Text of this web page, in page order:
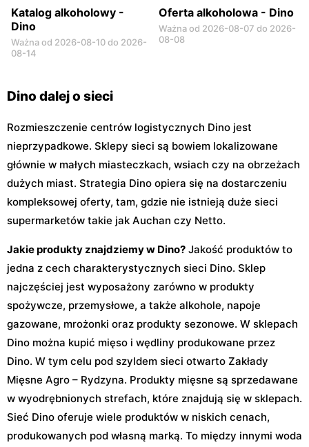
Katalog alkoholowy -
Dino
Ważna od 2026-08-10 do 2026-
08-14
Oferta alkoholowa - Dino
Ważna od 2026-08-07 do 2026-
08-08
Dino dalej o sieci
Rozmieszczenie centrów logistycznych Dino jest
nieprzypadkowe. Sklepy sieci są bowiem lokalizowane
głównie w małych miasteczkach, wsiach czy na obrzeżach
dużych miast. Strategia Dino opiera się na dostarczeniu
kompleksowej oferty, tam, gdzie nie istnieją duże sieci
supermarketów takie jak Auchan czy Netto.
Jakie produkty znajdziemy w Dino? Jakość produktów to
jedna z cech charakterystycznych sieci Dino. Sklep
najczęściej jest wyposażony zarówno w produkty
spożywcze, przemysłowe, a także alkohole, napoje
gazowane, mrożonki oraz produkty sezonowe. W sklepach
Dino można kupić mięso i wędliny produkowane przez
Dino. W tym celu pod szyldem sieci otwarto Zakłady
Mięsne Agro – Rydzyna. Produkty mięsne są sprzedawane
w wyodrębnionych strefach, które znajdują się w sklepach.
Sieć Dino oferuje wiele produktów w niskich cenach,
produkowanych pod własną marką. To między innymi woda